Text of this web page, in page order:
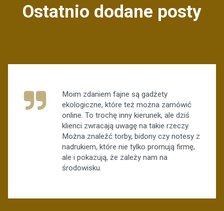
Ostatnio dodane posty
Moim zdaniem fajne są gadżety
ekologiczne, które też można zamówić
online. To trochę inny kierunek, ale dziś
klienci zwracają uwagę na takie rzeczy.
Można znaleźć torby, bidony czy notesy z
nadrukiem, które nie tylko promują firmę,
ale i pokazują, że zależy nam na
środowisku.